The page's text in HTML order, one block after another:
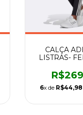
CALÇA
LISTRAS-
6x de R$44,98